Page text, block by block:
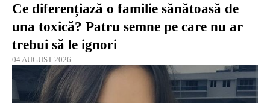
Ce diferențiază o familie sănătoasă de
una toxică? Patru semne pe care nu ar
trebui să le ignori
04 AUGUST 2026